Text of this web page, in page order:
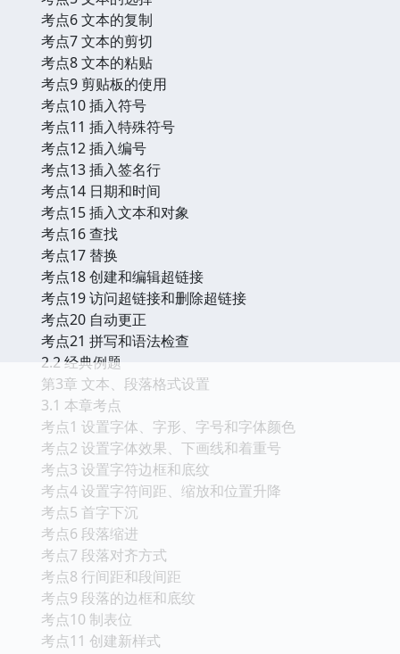
考点6 文本的复制
考点7 文本的剪切
考点8 文本的粘贴
考点9 剪贴板的使用
考点10 插入符号
考点11 插入特殊符号
考点12 插入编号
考点13 插入签名行
考点14 日期和时间
考点15 插入文本和对象
考点16 查找
考点17 替换
考点18 创建和编辑超链接
考点19 访问超链接和删除超链接
考点20 自动更正
考点21 拼写和语法检查
2.2 经典例题
第3章 文本、段落格式设置
3.1 本章考点
考点1 设置字体、字形、字号和字体颜色
考点2 设置字体效果、下画线和着重号
考点3 设置字符边框和底纹
考点4 设置字符间距、缩放和位置升降
考点5 首字下沉
考点6 段落缩进
考点7 段落对齐方式
考点8 行间距和段间距
考点9 段落的边框和底纹
考点10 制表位
考点11 创建新样式